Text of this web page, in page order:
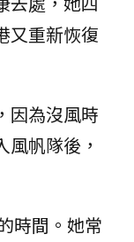
又重新恢復
因為沒風時
帆隊後，
時間。她常